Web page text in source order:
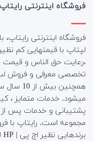
فروشگاه اینترنتی
فروشگاه اینترنتی
لپتاپ با قیمتهایی کم
،رعایت حق الناس و
تخصصی معرفی و فروش
همچنین
میشود. خدمات متمایز ،
پشتیبانی و خدمات پس
مجموعه است. رایتاپ با